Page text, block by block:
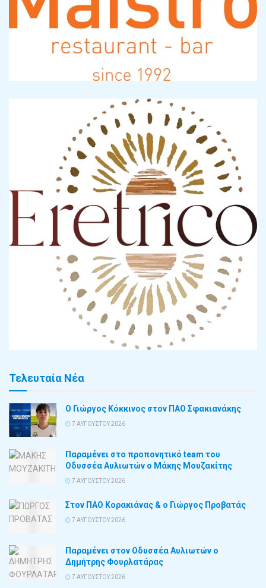
Τελευταία Νέα
Ο Γιώργος Κόκκινος στον ΠΑΟ Σφακιανάκης
7 ΑΥΓΟΎΣΤΟΥ 2026
Παραμένει στο προπονητικό team του
Οδυσσέα Αυλιωτών ο Μάκης Μουζακίτης
7 ΑΥΓΟΎΣΤΟΥ 2026
Στον ΠΑΟ Κορακιάνας & ο Γιώργος Προβατάς
7 ΑΥΓΟΎΣΤΟΥ 2026
Παραμένει στον Οδυσσέα Αυλιωτών ο
Δημήτρης Φουρλατάρας
7 ΑΥΓΟΎΣΤΟΥ 2026